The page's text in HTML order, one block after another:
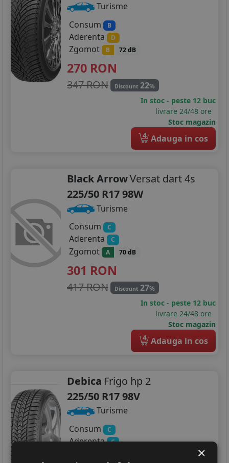
Turisme
Consum
B
Aderenta D
Zgomot B 72 dB
270 RON
347 RON Discount 22%
In stoc - peste 12 buc
livrare 24/48 ore
Stoc magazin
4 Adauga in cos
Black ArrowVersat dart 4s
225/50 R17 98W
Turisme
Consum
C
Aderenta C
Zgomot A 70 dB
301 RON
417 RON Discount 27%
In stoc - peste 12 buc
livrare 24/48 ore
Stoc magazin
4 Adauga in cos
Debica Frigo hp 2
225/50 R17 98V
Turisme
Consum
C
Aderenta C
×